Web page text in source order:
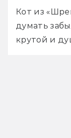
Кот из
думать
крутой и